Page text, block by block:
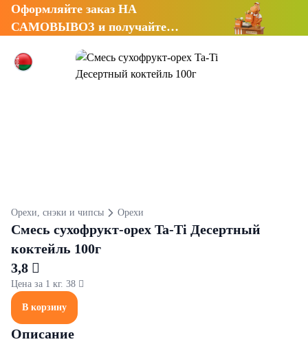
Оформляйте заказ НА
САМОВЫВОЗ и получайте
Орехи, снэки и чипсы Орехи
Смесь сухофрукт-орех Ta-Ti Десертный
коктейль 100г
3,8 
Цена за 1 кг. 38 
В корзину
Описание